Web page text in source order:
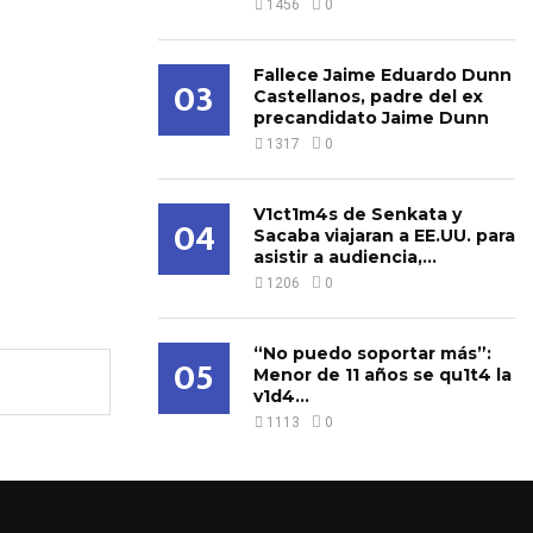
1456 0
03
Fallece Jaime Eduardo Dunn
Castellanos, padre del ex
precandidato Jaime Dunn
1317 0
04
V1ct1m4s de Senkata y
Sacaba viajaran a EE.UU. para
asistir a audiencia,...
1206 0
05
“No puedo soportar más”:
Menor de 11 años se qu1t4 la
v1d4...
1113 0